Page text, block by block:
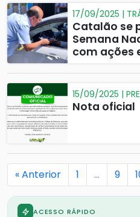
17/09/2025 |
Catalão se
Semana
com ações
15/09/2025 |
Nota oficial
« Anterior 1 … 9
ACESSO RÁPIDO